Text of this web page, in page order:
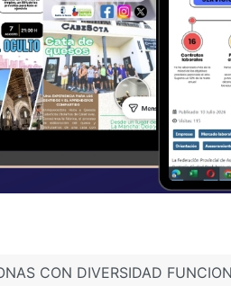
CON DIVERSIDAD